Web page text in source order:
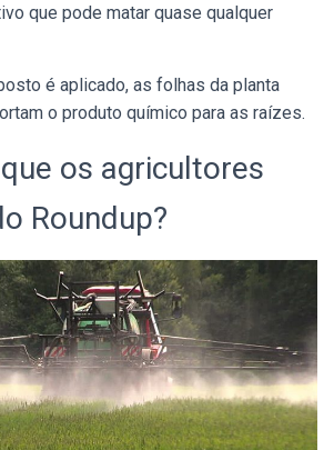
que pode matar quase qualquer
é aplicado, as folhas da planta
o produto químico para as raízes.
os agricultores
Roundup?